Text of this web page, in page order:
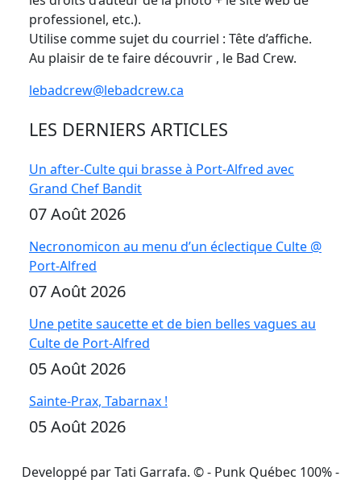
professionel, etc.).
Utilise comme sujet du courriel : Tête d’affiche.
Au plaisir de te faire découvrir , le Bad Crew.
lebadcrew@lebadcrew.ca
LES DERNIERS ARTICLES
Un after-Culte qui brasse à Port-Alfred avec
Grand Chef Bandit
07 Août 2026
Necronomicon au menu d’un éclectique Culte @
Port-Alfred
07 Août 2026
Une petite saucette et de bien belles vagues au
Culte de Port-Alfred
05 Août 2026
Sainte-Prax, Tabarnax !
05 Août 2026
Developpé par Tati Garrafa. ©- Punk Québec 100% -